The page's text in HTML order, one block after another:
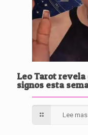
Leo Tarot
signos esta
Lee mas